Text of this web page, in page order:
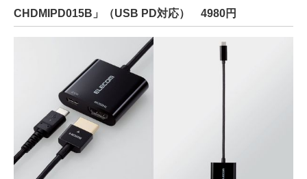
CHDMIPD015B」（USB PD対応） 4980円